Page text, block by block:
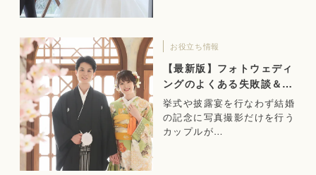
お役立ち情報
【最新版】フォトウェディ
ングのよくある失敗談＆成
功のヒント
挙式や披露宴を行なわず結婚
の記念に写真撮影だけを行う
カップルが…